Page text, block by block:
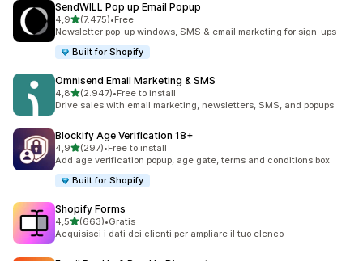
SendWILL Pop up Email Popup
4,9stelle su 5
(7.475)
7475 recensioni totali
•Free
Newsletter pop-up windows, SMS & email marketing for sign-ups
Built for Shopify
Omnisend Email Marketing & SMS
4,8stelle su 5
(2.947)
2947 recensioni totali
•Free to install
Drive sales with email marketing, newsletters, SMS, and popups
Blockify Age Verification 18+
4,9stelle su 5
(297)
297 recensioni totali
•Free to install
Add age verification popup, age gate, terms and conditions box
Built for Shopify
Shopify Forms
4,5stelle su 5
(663)
663 recensioni totali
•Gratis
Acquisisci i dati dei clienti per ampliare il tuo elenco